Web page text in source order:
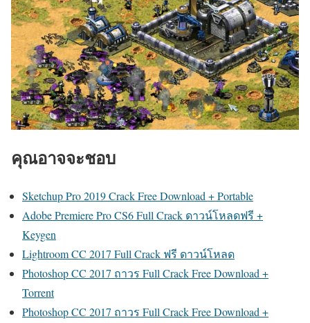
คุณอาจจะชอบ
Sketchup Pro 2019 Crack Free Download + Portable
Adobe Premiere Pro CS6 Full Crack ดาวน์โหลดฟรี +
Keygen
Lightroom CC 2017 Full Crack ฟรี ดาวน์โหลด
Photoshop CC 2017 ถาวร Full Crack Free Download +
Torrent
Photoshop CC 2017 ถาวร Full Crack Free Download +